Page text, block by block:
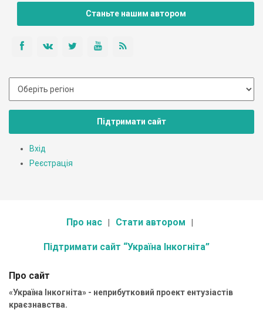
Станьте нашим автором
Підтримати сайт
Вхід
Реєстрація
Про нас Стати автором
Підтримати сайт “Україна Інкогніта”
Про сайт
«Україна Інкогніта» - неприбутковий проект ентузіастів
краєзнавства.